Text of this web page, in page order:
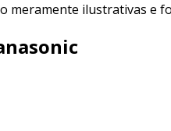
meramente ilustrativas e